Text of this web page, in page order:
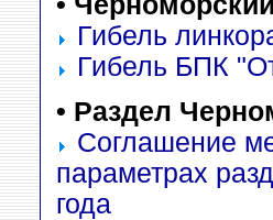
Гибель
Гибель БПК
• Раздел
Соглашение
параметрах
года